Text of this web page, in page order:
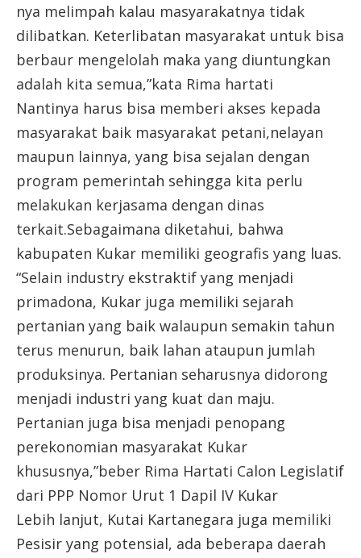
nya melimpah kalau masyarakatnya tidak
dilibatkan. Keterlibatan masyarakat untuk bisa
berbaur mengelolah maka yang diuntungkan
adalah kita semua,”kata Rima hartati
Nantinya harus bisa memberi akses kepada
masyarakat baik masyarakat petani,nelayan
maupun lainnya, yang bisa sejalan dengan
program pemerintah sehingga kita perlu
melakukan kerjasama dengan dinas
terkait.Sebagaimana diketahui, bahwa
kabupaten Kukar memiliki geografis yang luas.
“Selain industry ekstraktif yang menjadi
primadona, Kukar juga memiliki sejarah
pertanian yang baik walaupun semakin tahun
terus menurun, baik lahan ataupun jumlah
produksinya. Pertanian seharusnya didorong
menjadi industri yang kuat dan maju.
Pertanian juga bisa menjadi penopang
perekonomian masyarakat Kukar
khususnya,”beber Rima Hartati Calon Legislatif
dari PPP Nomor Urut 1 Dapil IV Kukar
Lebih lanjut, Kutai Kartanegara juga memiliki
Pesisir yang potensial, ada beberapa daerah